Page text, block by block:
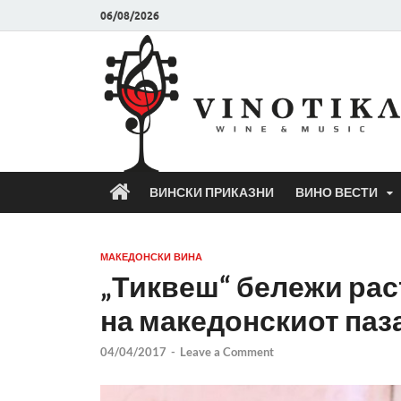
06/08/2026
ВИНСКИ ПРИКАЗНИ ВИНО ВЕСТИ
МАКЕДОНСКИ ВИНА
„Тиквеш“ бележи
на македонскиот
04/04/2017 - Leave a Comment